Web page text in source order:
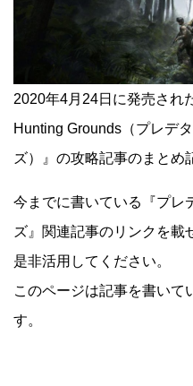
2020年4月24日に発売され
Hunting Grounds（プレデ
ズ）』の攻略記事のまとめ
今までに書いている『プレ
ズ』関連記事のリンクを載
是非活用してください。
このページは記事を書いて
す。